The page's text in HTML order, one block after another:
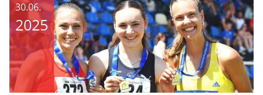
30.06.
2025